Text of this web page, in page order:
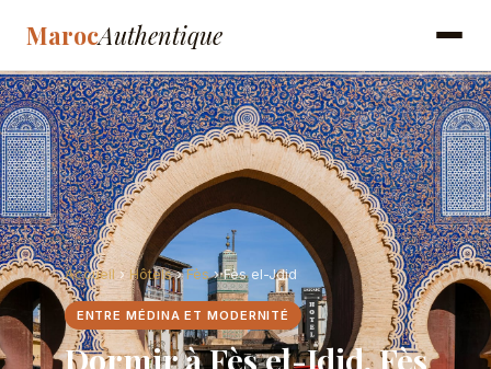
MarocAuthentique
Accueil › Hôtels›Fès› Fès el-Jdid
ENTRE MÉDINA ET MODERNITÉ
Dormir à Fès el-Jdid, Fès